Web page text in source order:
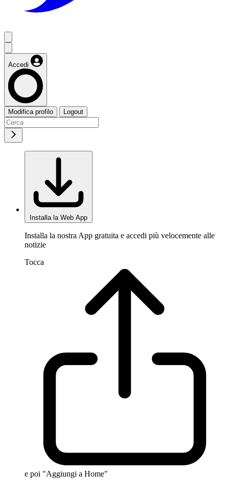
Accedi
Modifica profilo Logout
Installa la Web App
Installa la nostra App gratuita e accedi più velocemente alle
notizie
Tocca
e poi "Aggiungi a Home"